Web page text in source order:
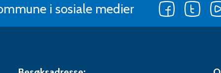
i sosiale medier
Følg
oss
på
Følg
oss
på